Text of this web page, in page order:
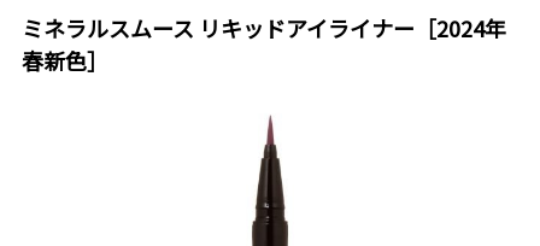
ミネラルスムース リキッドアイライナー［2024年
春新色］